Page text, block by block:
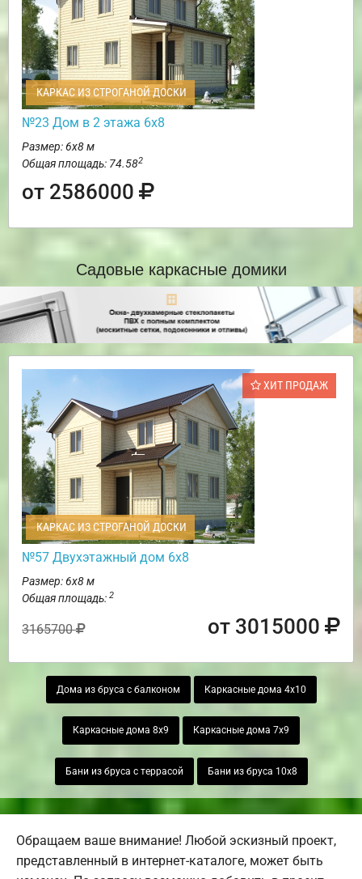
КАРКАС ИЗ СТРОГАНОЙ ДОСКИ
№23 Дом в 2 этажа 6х8
Размер: 6х8 м
Общая площадь: 74.582
от 2586000
Садовые каркасные домики
ХИТ ПРОДАЖ
КАРКАС ИЗ СТРОГАНОЙ ДОСКИ
№57 Двухэтажный дом 6х8
Размер: 6х8 м
Общая площадь: 2
3165700 от 3015000
Дома из бруса с балконом Каркасные дома 4х10
Каркасные дома 8х9 Каркасные дома 7х9
Бани из бруса с террасой Бани из бруса 10х8
Обращаем ваше внимание! Любой эскизный проект,
представленный в интернет-каталоге, может быть